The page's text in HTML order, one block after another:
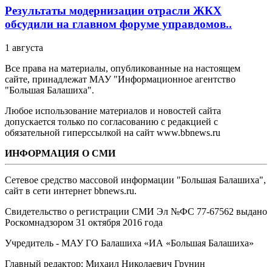
Результаты модернизации отрасли ЖКХ
обсудили на главном форуме управдомов..
1 августа
Все права на материалы, опубликованные на настоящем
сайте, принадлежат МАУ "Информационное агентство
"Большая Балашиха".
Любое использование материалов и новостей сайта
допускается только по согласованию с редакцией с
обязательной гиперссылкой на сайт www.bbnews.ru
ИНФОРМАЦИЯ О СМИ
Сетевое средство массовой информации "Большая Балашиха",
сайт в сети интернет bbnews.ru.
Свидетельство о регистрации СМИ Эл №ФС ‎77-67562 выдано
Роскомнадзором 31 октября 2016 года
Учредитель - МАУ ГО Балашиха «ИА «Большая Балашиха»
Главный редактор: Михаил Николаевич Грунин